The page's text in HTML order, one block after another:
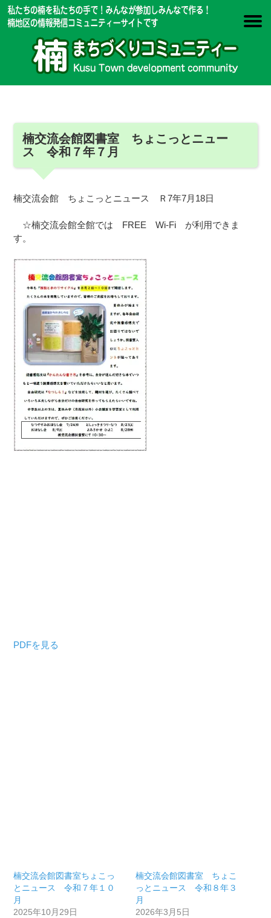
楠交流会館図書室 ちょこっとニュー
ス 令和７年７月
楠交流会館 ちょこっとニュース Ｒ7年7月18日
☆楠交流会館全館では FREE Wi-Fi が利用できま
す。
PDFを見る
楠交流会館図書室ちょこっ
とニュース 令和７年１０
月
2025年10月29日
楠交流会館図書室 ちょこ
っとニュース 令和８年３
月
2026年3月5日